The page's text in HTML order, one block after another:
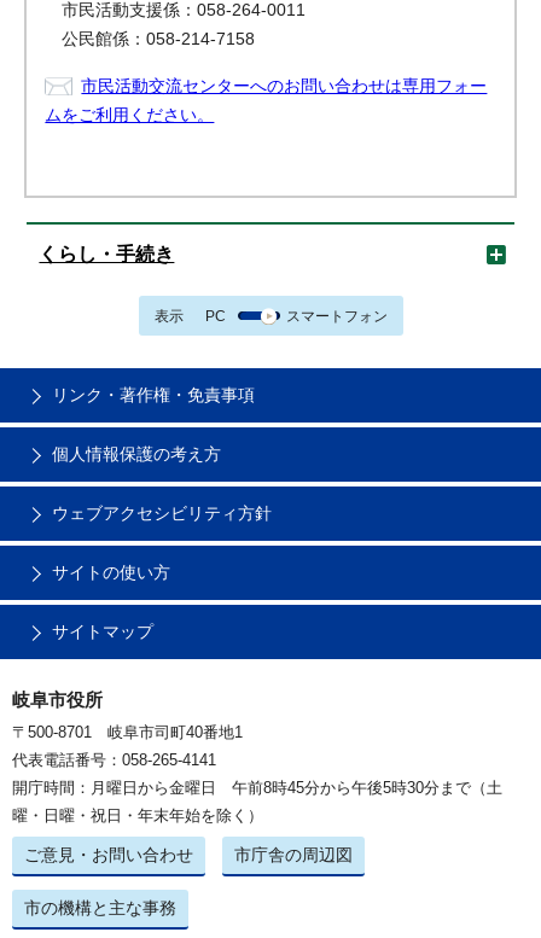
市民活動支援係：058-264-0011
公民館係：058-214-7158
市民活動交流センターへのお問い合わせは専用フォー
ムをご利用ください。
くらし・手続き
表示 PC スマートフォン
リンク・著作権・免責事項
個人情報保護の考え方
ウェブアクセシビリティ方針
サイトの使い方
サイトマップ
岐阜市役所
〒500-8701 岐阜市司町40番地1
代表電話番号：058-265-4141
開庁時間：月曜日から金曜日 午前8時45分から午後5時30分まで（土
曜・日曜・祝日・年末年始を除く）
ご意見・お問い合わせ 市庁舎の周辺図
市の機構と主な事務